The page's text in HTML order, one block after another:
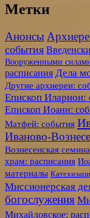
Метки
Анонсы
события
Вооруженными
расписания Дела
Другие архиереи:
Епископ Иларион:
Епископ Иоанн:
Матфей: события
Иваново-
Вознесенская
храм: расписания
материалы
Миссионерская
богослужения
Михайловское: